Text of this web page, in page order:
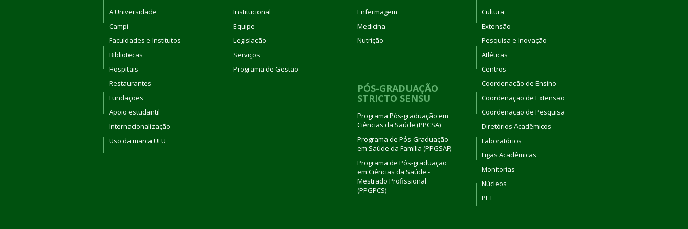
A Universidade
Campi
Faculdades e Institutos
Bibliotecas
Hospitais
Restaurantes
Fundações
Apoio estudantil
Internacionalização
Uso da marca UFU
Institucional
Equipe
Legislação
Serviços
Programa de Gestão
Enfermagem
Medicina
Nutrição
PÓS-GRADUAÇÃO
STRICTO SENSU
Programa Pós-graduação em
Ciências da Saúde (PPCSA)
Programa de Pós-Graduação
em Saúde da Família (PPGSAF)
Programa de Pós-graduação
em Ciências da Saúde -
Mestrado Profissional
(PPGPCS)
Cultura
Extensão
Pesquisa e Inovação
Atléticas
Centros
Coordenação de Ensino
Coordenação de Extensão
Coordenação de Pesquisa
Diretórios Acadêmicos
Laboratórios
Ligas Acadêmicas
Monitorias
Núcleos
PET